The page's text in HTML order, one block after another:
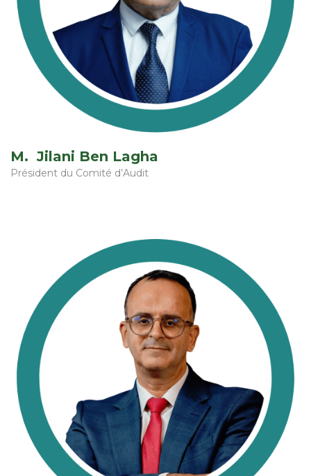
M. Jilani Ben Lagha
Président du Comité d’Audit